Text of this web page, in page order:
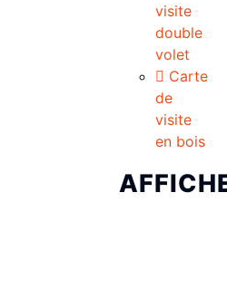
visite
double
volet
Carte
de
visite
en bois